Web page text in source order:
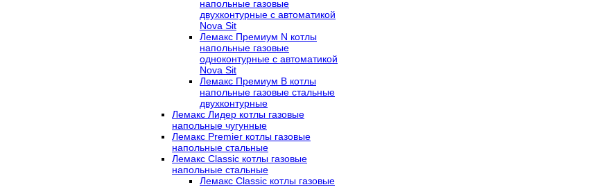
напольные газовые
двухконтурные c автоматикой
Nova Sit
Лемакс Премиум N котлы
напольные газовые
одноконтурные c автоматикой
Nova Sit
Лемакс Премиум B котлы
напольные газовые стальные
двухконтурные
Лемакс Лидер котлы газовые
напольные чугунные
Лемакс Premier котлы газовые
напольные стальные
Лемакс Classic котлы газовые
напольные стальные
Лемакс Classic котлы газовые